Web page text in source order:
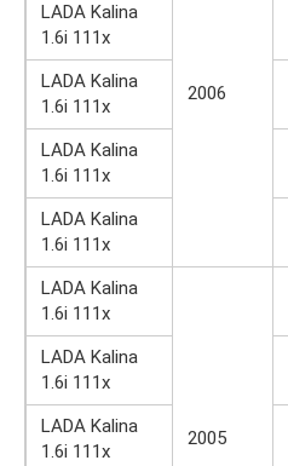
2006
LADA Kalina
1.6i 111x
LADA Kalina
1.6i 111x
LADA Kalina
1.6i 111x
LADA Kalina
1.6i 111x
LADA Kalina
1.6i 111x
2005
LADA Kalina
1.6i 111x
LADA Kalina
1.6i 111x